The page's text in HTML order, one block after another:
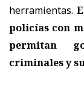
herramientas.
policías con
permitan
criminales y